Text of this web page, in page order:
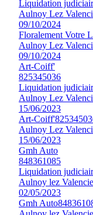
Liquidation
Aulnoy Lez
09/10/2024
Floralement Votre
Aulnoy Lez
09/10/2024
Art-Coiff'
825345036
Liquidation
Aulnoy Lez
15/06/2023
Art-Coiff'
Aulnoy Lez
15/06/2023
Gmh Auto
848361085
Liquidation
Aulnoy lez
02/05/2023
Gmh Auto